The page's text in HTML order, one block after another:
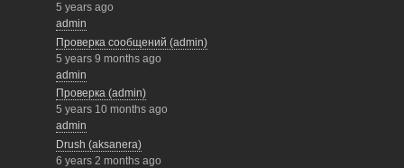
5 years ago
admin
Проверка сообщений (admin)
5 years 9 months ago
admin
Проверка (admin)
5 years 10 months ago
admin
Drush (aksanera)
6 years 2 months ago